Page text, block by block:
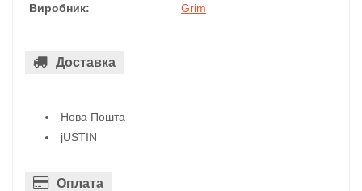
Виробник: Grim
Доставка
Нова Пошта
jUSTIN
Оплата